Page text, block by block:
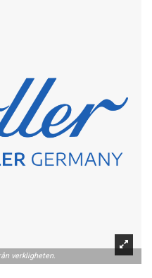
verkligheten.